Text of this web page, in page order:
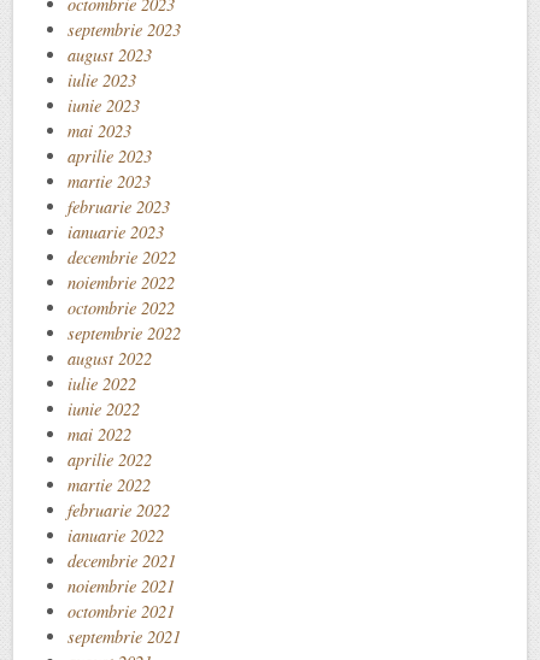
septembrie 2023
august 2023
iulie 2023
iunie 2023
mai 2023
aprilie 2023
martie 2023
februarie 2023
ianuarie 2023
decembrie 2022
noiembrie 2022
octombrie 2022
septembrie 2022
august 2022
iulie 2022
iunie 2022
mai 2022
aprilie 2022
martie 2022
februarie 2022
ianuarie 2022
decembrie 2021
noiembrie 2021
octombrie 2021
septembrie 2021